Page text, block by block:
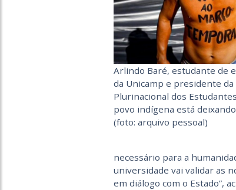
Arlindo Baré, estudante de
da Unicamp e presidente da
Plurinacional dos
povo indígena está
(foto: arquivo pessoal)
necessário para a
universidade vai validar as
em diálogo com o Estado”,